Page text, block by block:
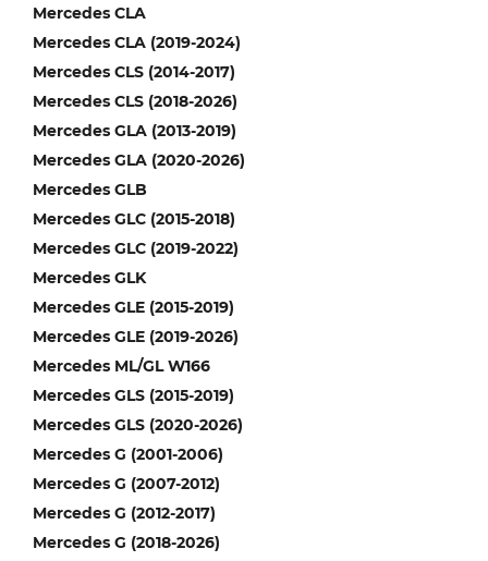
Mercedes CLA
Mercedes CLA (2019-2024)
Mercedes CLS (2014-2017)
Mercedes CLS (2018-2026)
Mercedes GLA (2013-2019)
Mercedes GLA (2020-2026)
Mercedes GLB
Mercedes GLC (2015-2018)
Mercedes GLC (2019-2022)
Mercedes GLK
Mercedes GLE (2015-2019)
Mercedes GLE (2019-2026)
Mercedes ML/GL W166
Mercedes GLS (2015-2019)
Mercedes GLS (2020-2026)
Mercedes G (2001-2006)
Mercedes G (2007-2012)
Mercedes G (2012-2017)
Mercedes G (2018-2026)